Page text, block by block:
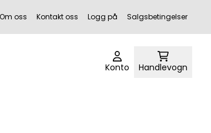
Om oss Kontakt oss Logg på Salgsbetingelser
Konto Handlevogn